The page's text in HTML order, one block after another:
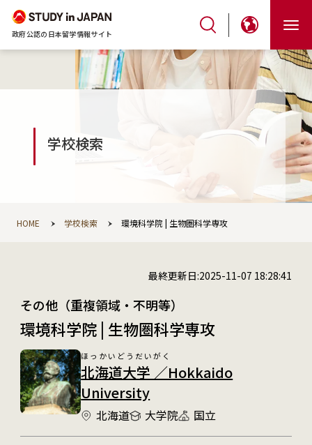
政府公認の日本留学情報サイト
学校検索
HOME 学校検索 環境科学院 | 生物圏科学専攻
最終更新日:2025-11-07 18:28:41
その他（重複領域・不明等）
環境科学院 | 生物圏科学専攻
ほっかいどうだいがく
北海道大学 ／Hokkaido
University
北海道 大学院 国立